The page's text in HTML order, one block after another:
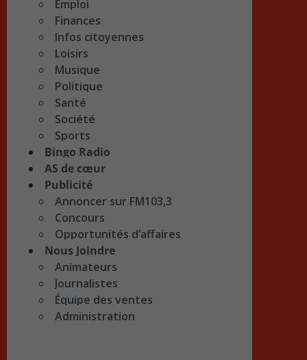
Emploi
Finances
Infos citoyennes
Loisirs
Musique
Politique
Santé
Société
Sports
Bingo Radio
AS de cœur
Publicité
Annoncer sur FM103,3
Concours
Opportunités d’affaires
Nous Joindre
Animateurs
Journalistes
Équipe des ventes
Administration